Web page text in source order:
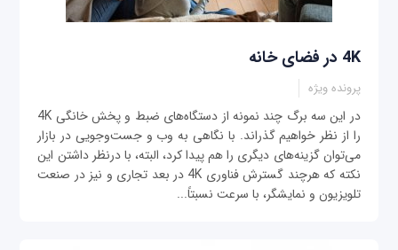
4K در فضای خانه
پرونده ویژه
در اين سه‌ برگ چند نمونه از دستگاه‌های ضبط و پخش خانگی 4K
را از نظر خواهيم گذراند. با نگاهی به وب و جست‌وجویی در بازار
می‌توان گزينه‌های ديگری را هم پيدا کرد، البته، با درنظر داشتن اين
نکته که هرچند گسترش فناوری 4K در بعد تجاری و نيز در صنعت
تلويزيون و نمايشگر، با سرعت نسبتاً...